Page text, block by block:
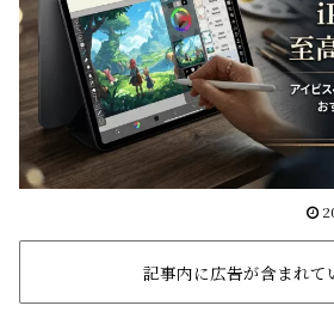
記事内に広告が含まれて